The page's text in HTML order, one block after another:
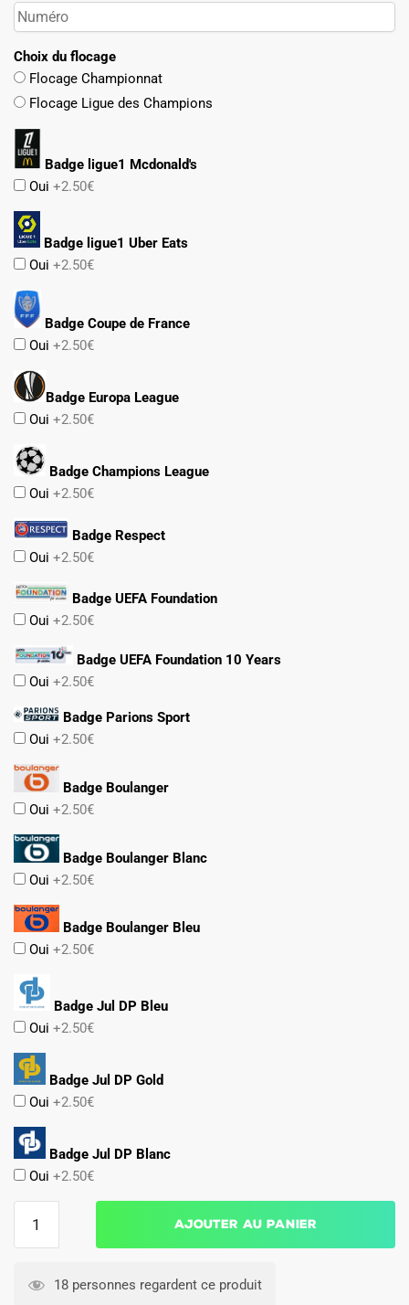
Choix du flocage
Flocage Championnat
Flocage Ligue des Champions
Badge ligue1 Mcdonald's
Oui +2.50€
Badge ligue1 Uber Eats
Oui +2.50€
Badge Coupe de France
Oui +2.50€
Badge Europa League
Oui +2.50€
Badge Champions League
Oui +2.50€
Badge Respect
Oui +2.50€
Badge UEFA Foundation
Oui +2.50€
Badge UEFA Foundation 10 Years
Oui +2.50€
Badge Parions Sport
Oui +2.50€
Badge Boulanger
Oui +2.50€
Badge Boulanger Blanc
Oui +2.50€
Badge Boulanger Bleu
Oui +2.50€
Badge Jul DP Bleu
Oui +2.50€
Badge Jul DP Gold
Oui +2.50€
Badge Jul DP Blanc
Oui +2.50€
Ajouter au panier
18 personnes regardent ce produit